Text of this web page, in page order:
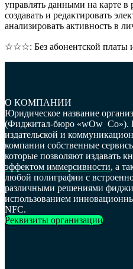
управлять данными на карте в
создавать и редактировать
анализировать активность в
☆☆☆: Без абонентской платы
О КОМПАНИИ
Юридическое название
(Фиджитал-бюро «wOw Co»).
издательской и
компании собственные
которые позволяют издавать
эффектом иммерсивности, а
любой полиграфии с
различными решениями
использованием
NFC.
Реквизиты организации